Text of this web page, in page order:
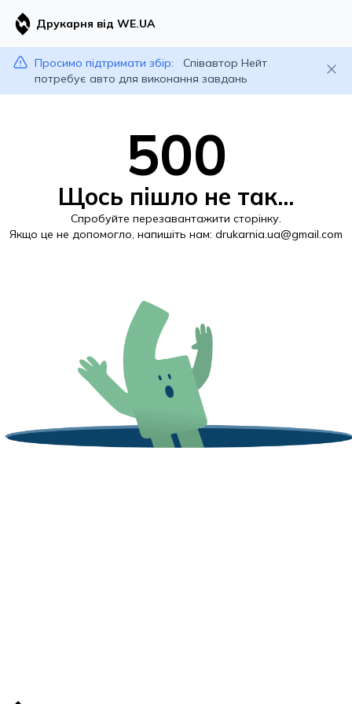
Друкарня від WE.UA
Просимо підтримати збір:
Співавтор Нейт
потребує авто для виконання завдань
500
Щось пішло не так...
Спробуйте перезавантажити сторінку.
Якщо це не допомогло, напишіть нам: drukarnia.ua@gmail.com